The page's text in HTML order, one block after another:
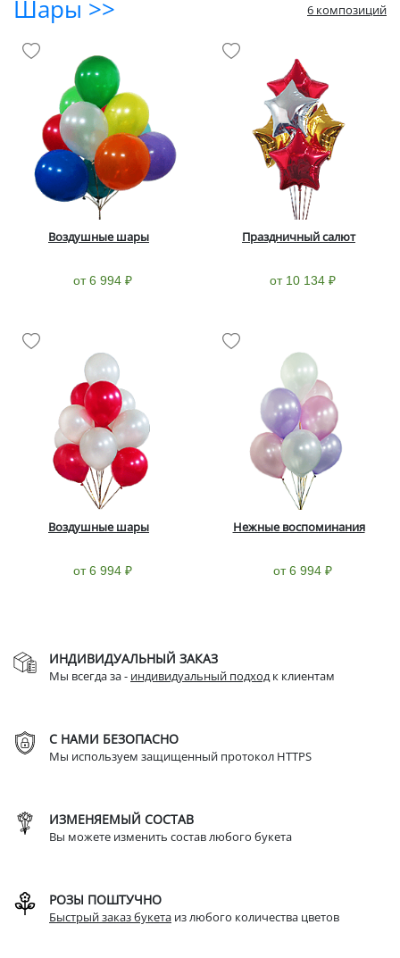
Шары >> 6 композиций
Воздушные шары
от 6 994 ₽
Праздничный салют
от 10 134 ₽
Воздушные шары
от 6 994 ₽
Нежные воспоминания
от 6 994 ₽
ИНДИВИДУАЛЬНЫЙ ЗАКАЗ
Мы всегда за - индивидуальный подходк клиентам
С НАМИ БЕЗОПАСНО
Мы используем защищенный протокол HTTPS
ИЗМЕНЯЕМЫЙ СОСТАВ
Вы можете изменить состав любого букета
РОЗЫ ПОШТУЧНО
Быстрый заказ букета из любого количества цветов